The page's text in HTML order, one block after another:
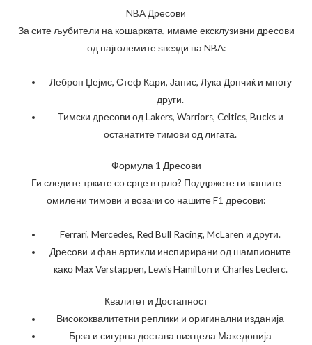
NBA Дресови
За сите љубители на кошарката, имаме ексклузивни дресови
од најголемите ѕвезди на NBA:
Леброн Џејмс, Стеф Кари, Јанис, Лука Дончиќ и многу
други.
Тимски дресови од Lakers, Warriors, Celtics, Bucks и
останатите тимови од лигата.
Формула 1 Дресови
Ги следите трките со срце в грло? Поддржете ги вашите
омилени тимови и возачи со нашите F1 дресови:
Ferrari, Mercedes, Red Bull Racing, McLaren и други.
Дресови и фан артикли инспирирани од шампионите
како Max Verstappen, Lewis Hamilton и Charles Leclerc.
Квалитет и Достапност
Висококвалитетни реплики и оригинални изданија
Брза и сигурна достава низ цела Македонија